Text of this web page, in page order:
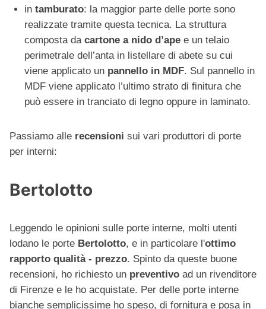
in tamburato: la maggior parte delle porte sono
realizzate tramite questa tecnica. La struttura
composta da cartone a nido d’ape e un telaio
perimetrale dell’anta in listellare di abete su cui
viene applicato un pannello in MDF. Sul pannello in
MDF viene applicato l’ultimo strato di finitura che
può essere in tranciato di legno oppure in laminato.
Passiamo alle recensioni sui vari produttori di porte
per interni:
Bertolotto
Leggendo le opinioni sulle porte interne, molti utenti
lodano le porte Bertolotto, e in particolare l'ottimo
rapporto qualità - prezzo. Spinto da queste buone
recensioni, ho richiesto un preventivo ad un rivenditore
di Firenze e le ho acquistate. Per delle porte interne
bianche semplicissime ho speso, di fornitura e posa in